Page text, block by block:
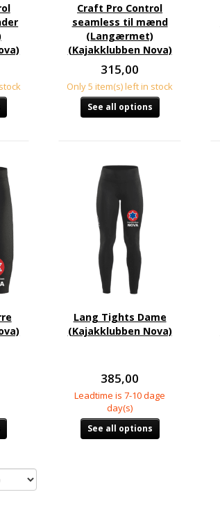
Craft Pro Control
seamless til mænd
(Langærmet)
(Kajakklubben Nova)
315,00
Only 5 item(s) left in stock
See all options
Lang Tights Dame
(Kajakklubben Nova)
385,00
Leadtime is 7-10 dage
day(s)
See all options